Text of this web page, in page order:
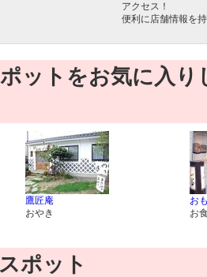
アクセス！
便利に店舗情報を
ットをお気に入
鷹匠庵
おやき
お
お
ポット